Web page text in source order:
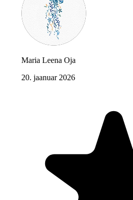
Maria Leena Oja
20. jaanuar 2026